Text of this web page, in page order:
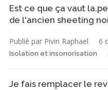
Est ce que ça vaut
de l'ancien sheeting
Publié par Pivin Raphael 6
Isolation et insonorisation
Je fais remplacer le